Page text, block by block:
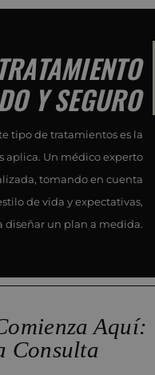
Y SEGURO
tipo de tratamientos es la
aplica. Un médico experto
tomando en cuenta
de vida y expectativas,
diseñar un plan a medida.
Aquí:
Consulta